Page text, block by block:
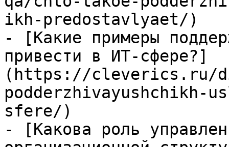
ikh-predostavlyaet/)
- [Какие примеры
привести в ИТ-сфере?]
(https://cleverics.ru/
sfere/)
- [Какова роль